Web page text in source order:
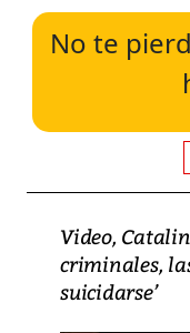
No te
Video,
criminales,
suicidarse’